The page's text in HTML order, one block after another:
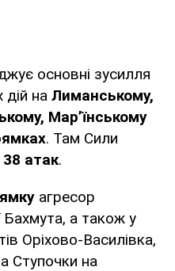
основні зусилля
дій на Лиманському,
Мар’їнському
. Там Сили
атак.
агресор
Бахмута, а також у
Оріхово-Василівка,
Ступочки на